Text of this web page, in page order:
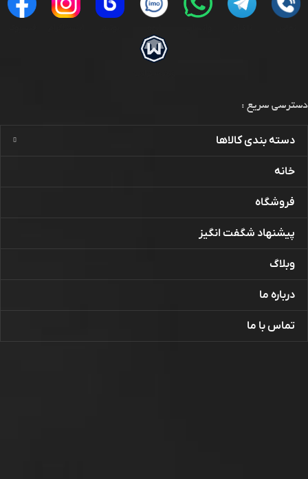
دسترسی سریع :
دسته بندی کالاها
خانه
فروشگاه
پیشنهاد شگفت انگیز
وبلاگ
درباره ما
تماس با ما